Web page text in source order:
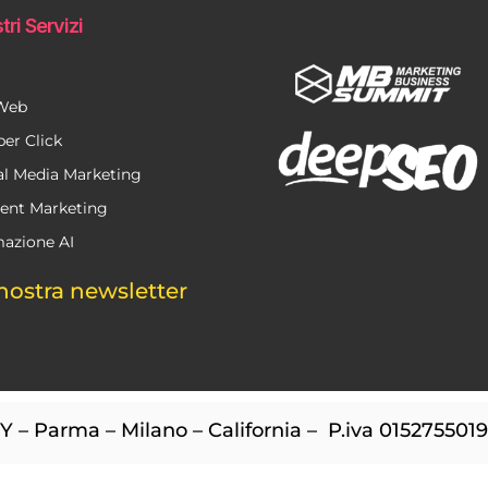
Servizi
Click
Media Marketing
Marketing
AI
newsletter
– Parma – Milano – California – P.iva